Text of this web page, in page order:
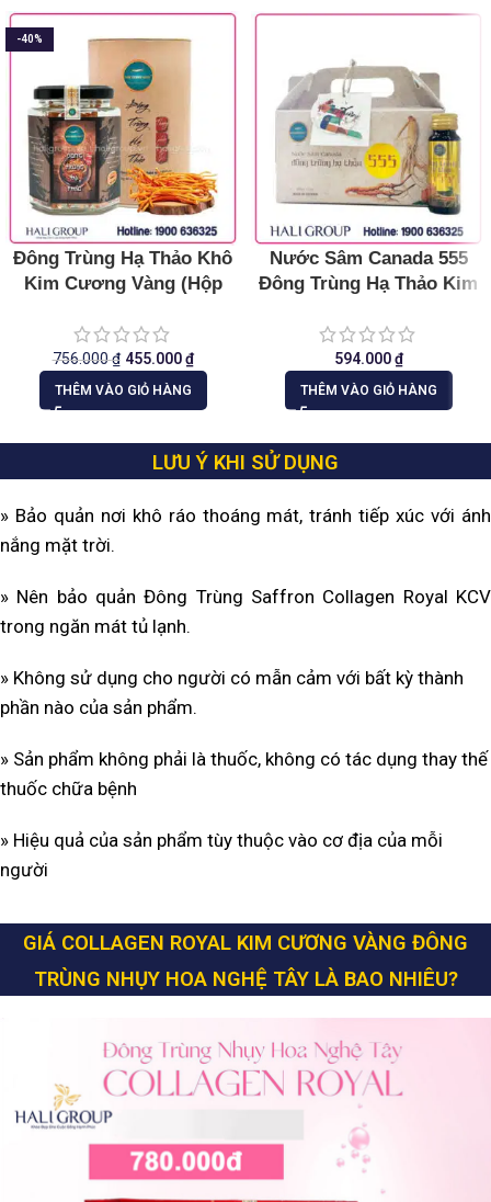
-40%
Đông Trùng Hạ Thảo Khô
Kim Cương Vàng (Hộp
756.000₫ 455.000₫
THÊM VÀO GIỎ HÀNG
Nước Sâm Canada 555
Đông Trùng Hạ Thảo Kim
594.000₫
THÊM VÀO GIỎ HÀNG
LƯU Ý KHI SỬ DỤNG
» Bảo quản nơi khô ráo thoáng mát, tránh tiếp xúc với ánh
nắng mặt trời.
» Nên bảo quản Đông Trùng Saffron Collagen Royal KCV
trong ngăn mát tủ lạnh.
» Không sử dụng cho người có mẫn cảm với bất kỳ thành
phần nào của sản phẩm.
» Sản phẩm không phải là thuốc, không có tác dụng thay thế
thuốc chữa bệnh
» Hiệu quả của sản phẩm tùy thuộc vào cơ địa của mỗi
người
GIÁ COLLAGEN ROYAL KIM CƯƠNG VÀNG ĐÔNG
TRÙNG NHỤY HOA NGHỆ TÂY LÀ BAO NHIÊU?